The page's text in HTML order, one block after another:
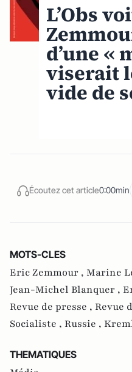
L’Obs
d’une «
viserait
vide de
Écoutez cet article0:00min
MOTS-CLES
Eric Zemmour , Marine
Jean-Michel Blanquer ,
Revue de presse , Revue
Socialiste , Russie ,
THEMATIQUES